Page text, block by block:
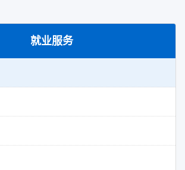
就业服务